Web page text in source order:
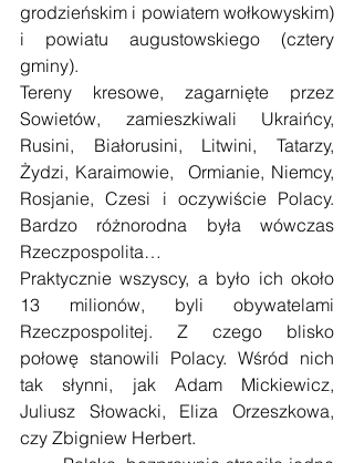
grodzieńskim i powiatem wołkowyskim)
i powiatu augustowskiego (cztery
gminy).
Tereny kresowe, zagarnięte przez
Sowietów, zamieszkiwali Ukraińcy,
Rusini, Białorusini, Litwini, Tatarzy,
Żydzi, Karaimowie,  Ormianie, Niemcy,
Rosjanie, Czesi i oczywiście Polacy.
Bardzo różnorodna była wówczas
Rzeczpospolita…
Praktycznie wszyscy, a było ich około
13 milionów, byli obywatelami
Rzeczpospolitej. Z czego blisko
połowę stanowili Polacy. Wśród nich
tak słynni, jak Adam Mickiewicz,
Juliusz Słowacki, Eliza Orzeszkowa,
czy Zbigniew Herbert.